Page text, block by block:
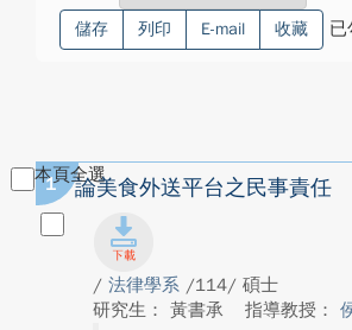
儲存 列印 E-mail 收藏 已
本頁全選
1 論美食外送平台之民事責任
/ 法律學系 /114/ 碩士
研究生： 黃書承
指導教授：